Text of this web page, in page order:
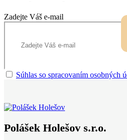
Zadejte Váš e-mail
Súhlas so spracovaním osobných
Polášek Holešov s.r.o.